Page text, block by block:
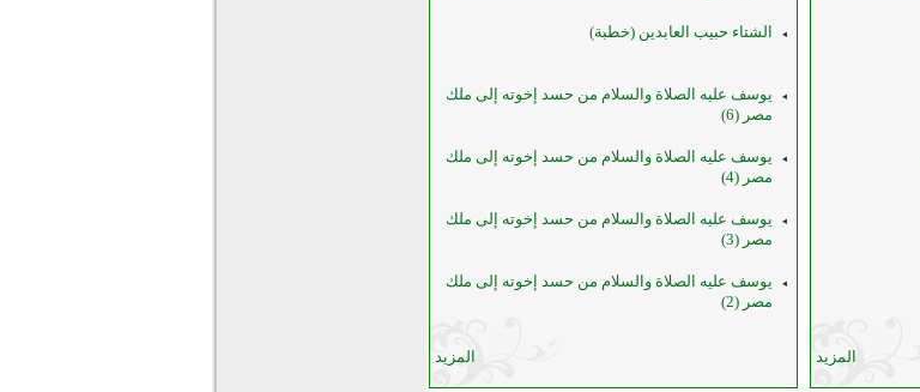
المزيد
الشتاء حبيب العابدين (خطبة)
يوسف عليه الصلاة والسلام من حسد إخوته إلى ملك
مصر (6)
يوسف عليه الصلاة والسلام من حسد إخوته إلى ملك
مصر (4)
يوسف عليه الصلاة والسلام من حسد إخوته إلى ملك
مصر (3)
يوسف عليه الصلاة والسلام من حسد إخوته إلى ملك
مصر (2)
المزيد